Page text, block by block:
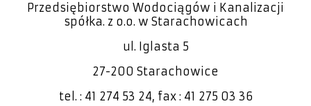
Przedsiębiorstwo Wodociągów i Kanalizacji
spółka. z o.o. w Starachowicach
ul. Iglasta 5
27-200 Starachowice
tel. : 41 274 53 24, fax : 41 275 03 36